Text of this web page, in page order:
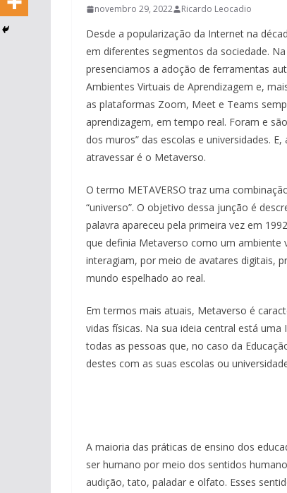
novembro 29, 2022 Ricardo Leocadio
Desde a popularização da Internet na
em diferentes segmentos da sociedade.
presenciamos a adoção de ferramentas
Ambientes Virtuais de Aprendizagem e,
as plataformas Zoom, Meet e Teams
aprendizagem, em tempo real. Foram e
dos muros” das escolas e universidades.
atravessar é o Metaverso.
O termo METAVERSO traz uma
“universo”. O objetivo dessa junção é
palavra apareceu pela primeira vez em
que definia Metaverso como um ambiente
interagiam, por meio de avatares digitais,
mundo espelhado ao real.
Em termos mais atuais, Metaverso é
vidas físicas. Na sua ideia central está
todas as pessoas que, no caso da
destes com as suas escolas ou
A maioria das práticas de ensino dos
ser humano por meio dos sentidos
audição, tato, paladar e olfato. Esses